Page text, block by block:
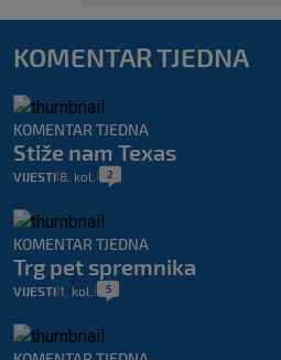
KOMENTAR TJEDNA
KOMENTAR TJEDNA
Stiže nam Texas
VIJESTI 8. kol. 2
KOMENTAR TJEDNA
Trg pet spremnika
VIJESTI 1. kol. 5